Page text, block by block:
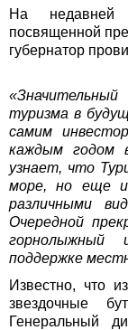
На недавней
посвященной
губернатор
туризма в
самим
каждым годом
узнает, что
море, но еще и
различными
Очередной
горнолыжный
поддержке
Известно, что
звездочные
Генеральный